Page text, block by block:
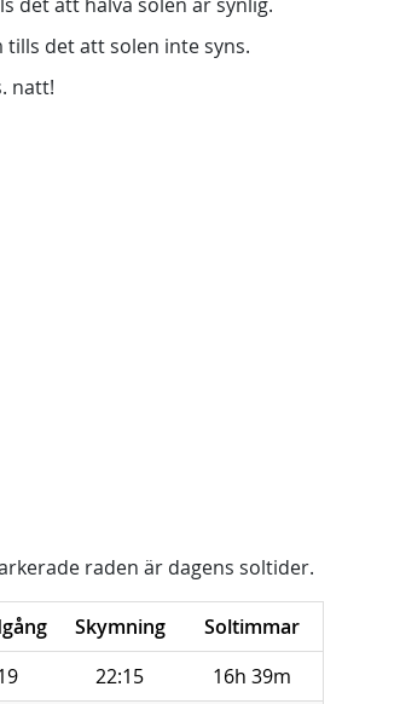
det att solen inte syns.
natt!
raden är dagens soltider.
Skymning
Soltimmar
22:15
16h 39m